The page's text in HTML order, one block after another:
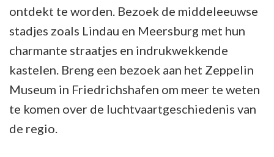
ontdekt te worden. Bezoek de middeleeuwse
stadjes zoals Lindau en Meersburg met hun
charmante straatjes en indrukwekkende
kastelen. Breng een bezoek aan het Zeppelin
Museum in Friedrichshafen om meer te weten
te komen over de luchtvaartgeschiedenis van
de regio.